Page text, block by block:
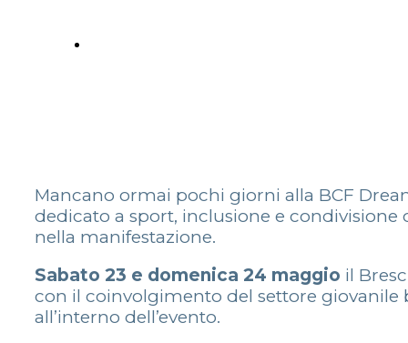
Mancano ormai pochi giorni alla BCF
dedicato a sport, inclusione e
nella manifestazione.
Sabato 23 e domenica 24 maggio il
con il coinvolgimento del settore giovanile
all’interno dell’evento.